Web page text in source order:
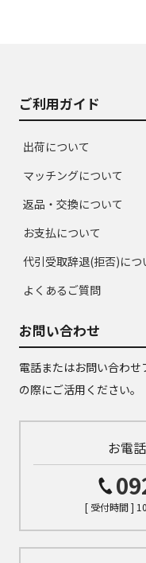
ご利用ガイド
出荷について
マッチングについて
返品・交換について
お支払について
代引受取辞退(拒否)につ
よくあるご質問
お問い合わせ
電話またはお問い合わせ
の際にご活用ください。
お電
[ 受付時間 ]